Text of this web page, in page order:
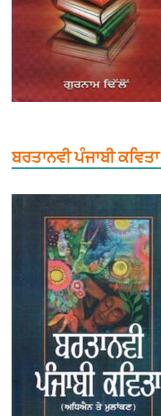
ਬਰਤਾਨਵੀ ਪੰਜਾਬੀ ਕਵਿਤਾ